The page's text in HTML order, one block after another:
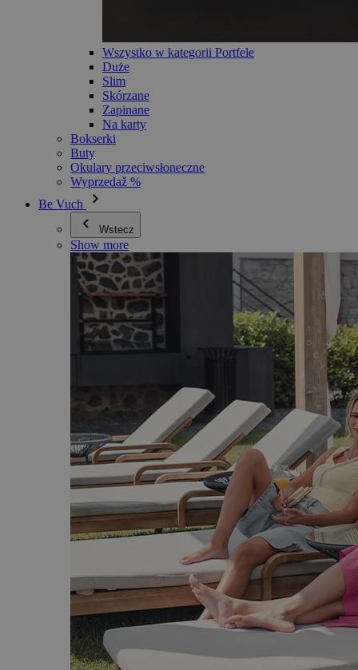
Wszystko w kategorii Portfele
Duże
Slim
Skórzane
Zapinane
Na karty
Bokserki
Buty
Okulary przeciwsłoneczne
Wyprzedaž %
Be Vuch
Wstecz
Show more